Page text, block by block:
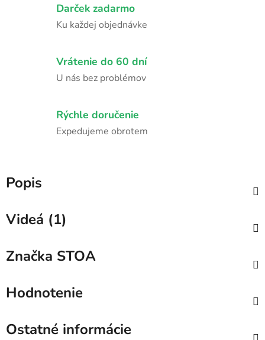
Darček zadarmo
Ku každej objednávke
Vrátenie do 60 dní
U nás bez problémov
Rýchle doručenie
Expedujeme obrotem
Popis
Videá (1)
Značka STOA
Hodnotenie
Ostatné informácie